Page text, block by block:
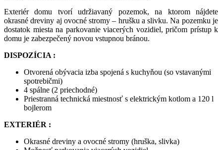
Exteriér domu tvorí udržiavaný pozemok, na ktorom nájdete
okrasné dreviny aj ovocné stromy – hrušku a slivku. Na pozemku je
dostatok miesta na parkovanie viacerých vozidiel, pričom prístup k
domu je zabezpečený novou vstupnou bránou.
DISPOZÍCIA :
Otvorená obývacia izba spojená s kuchyňou (so vstavanými
spotrebičmi)
4 spálne (2 priechodné)
Priestranná technická miestnosť s elektrickým kotlom a 120 l
bojlerom
EXTERIÉR :
Okrasné dreviny a ovocné stromy (hruška, slivka)